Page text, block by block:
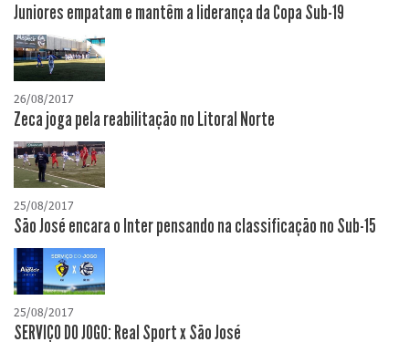
Juniores empatam e mantêm a liderança da Copa Sub-19
26/08/2017
Zeca joga pela reabilitação no Litoral Norte
25/08/2017
São José encara o Inter pensando na classificação no Sub-15
25/08/2017
SERVIÇO DO JOGO: Real Sport x São José